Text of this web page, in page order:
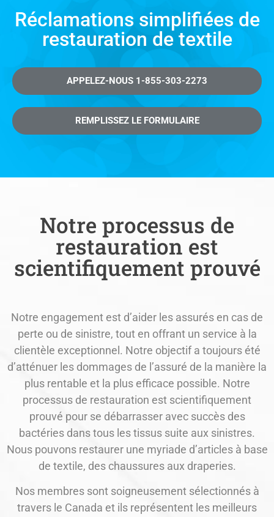
Réclamations simplifiées de
restauration de textile
APPELEZ-NOUS 1-855-303-2273
REMPLISSEZ LE FORMULAIRE
Notre processus de
restauration est
scientifiquement prouvé
Notre engagement est d’aider les assurés en cas de
perte ou de sinistre, tout en offrant un service à la
clientèle exceptionnel. Notre objectif a toujours été
d’atténuer les dommages de l’assuré de la manière la
plus rentable et la plus efficace possible. Notre
processus de restauration est scientifiquement
prouvé pour se débarrasser avec succès des
bactéries dans tous les tissus suite aux sinistres.
Nous pouvons restaurer une myriade d’articles à base
de textile, des chaussures aux draperies.
Nos membres sont soigneusement sélectionnés à
travers le Canada et ils représentent les meilleurs